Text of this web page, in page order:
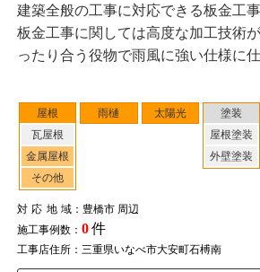
屋根
瓦屋根
金属屋根
その他
雨樋 太陽光
塗装
屋根塗装
外壁塗装
対応地域：豊橋市 周辺
施工事例数： 0件
工事店住所：三重県いなべ市大安町石榑南
建築全般の工事に対応できる板金工
板金工事に関しては高度な加工技術
ったり合う役物で雨風に強い仕様に仕